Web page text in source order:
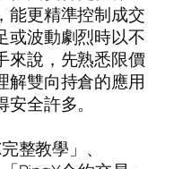
能更精準控制成交
或波動劇烈時以不
來說，先熟悉限價
解雙向持倉的應用
全許多。
整教學」、